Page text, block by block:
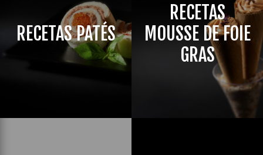
RECETAS PATÉS
RECETAS
MOUSSE DE FOIE
GRAS